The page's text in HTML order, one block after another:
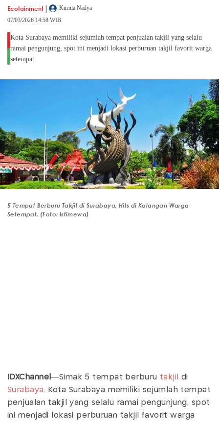
Ecotainment |
Kurnia Nadya
07/03/2026 14:58 WIB
Kota Surabaya memiliki sejumlah tempat penjualan takjil yang selalu
ramai pengunjung, spot ini menjadi lokasi perburuan takjil favorit warga
setempat.
5 Tempat Berburu Takjil di Surabaya, Hits di Kalangan Warga
Setempat. (Foto: Istimewa)
IDXChannel—Simak 5 tempat berburu takjil
di
Surabaya. Kota Surabaya memiliki sejumlah tempat
penjualan takjil yang selalu ramai pengunjung, spot
ini menjadi lokasi perburuan takjil favorit warga